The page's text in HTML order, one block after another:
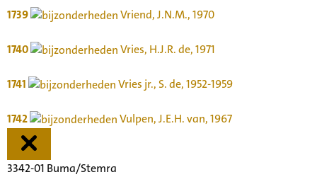
1739 Vriend, J.N.M., 1970
1740 Vries, H.J.R. de, 1971
1741 Vries jr., S. de, 1952-1959
1742 Vulpen, J.E.H. van, 1967
3342-01 Buma/Stemra